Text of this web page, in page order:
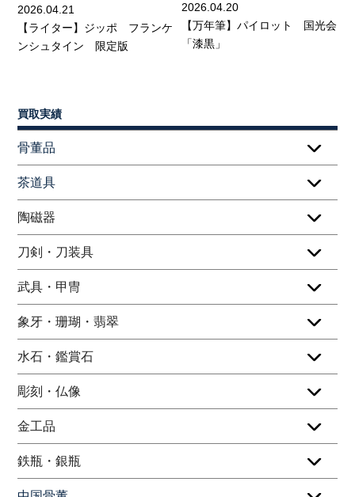
2026.04.21
【ライター】ジッポ フランケ
ンシュタイン 限定版
2026.04.20
【万年筆】パイロット 国光会
「漆黒」
買取実績
骨董品
茶道具
陶磁器
刀剣・刀装具
武具・甲冑
象牙・珊瑚・翡翠
水石・鑑賞石
彫刻・仏像
金工品
鉄瓶・銀瓶